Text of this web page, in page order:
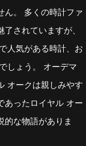
ん。 多くの時計ファ
されていますが、
人気がある時計、お
しょう。 オーデマ
オークは親しみやす
あったロイヤル オー
的な物語がありま